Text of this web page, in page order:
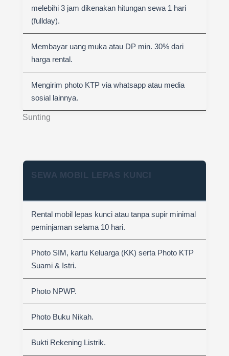
Sunting
melebihi 3 jam dikenakan hitungan sewa 1 hari
(fullday).
Membayar uang muka atau DP min. 30% dari
harga rental.
Mengirim photo KTP via whatsapp atau media
sosial lainnya.
SEWA MOBIL LEPAS KUNCI
Rental mobil lepas kunci atau tanpa supir minimal
peminjaman selama 10 hari.
Photo SIM, kartu Keluarga (KK) serta Photo KTP
Suami & Istri.
Photo NPWP.
Photo Buku Nikah.
Bukti Rekening Listrik.